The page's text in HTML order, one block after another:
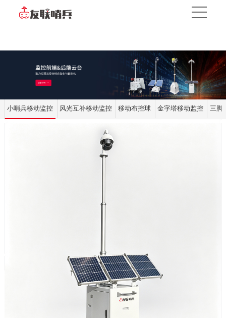
小哨兵移动监控 风光互补移动监控 移动布控球 金字塔移动监控 三脚